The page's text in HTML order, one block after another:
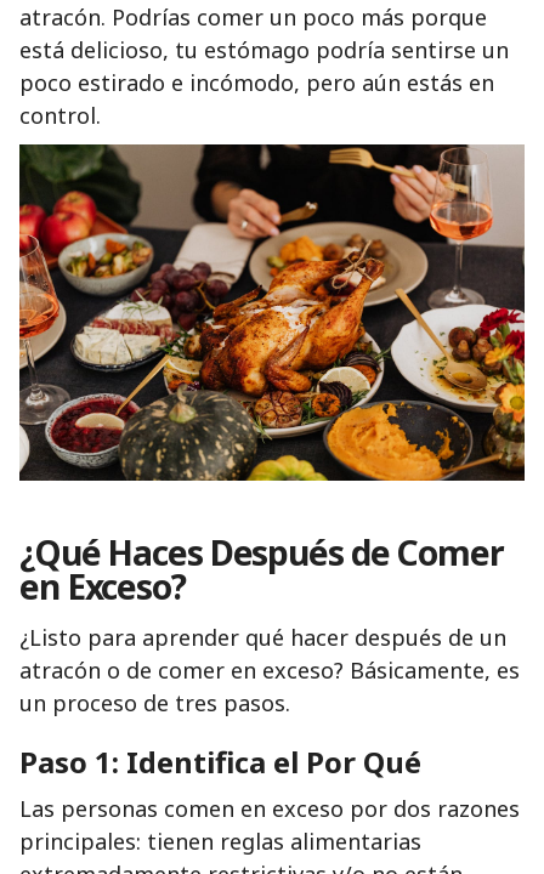
atracón. Podrías comer un poco más porque
está delicioso, tu estómago podría sentirse un
poco estirado e incómodo, pero aún estás en
control.
¿Qué Haces Después de Comer
en Exceso?
¿Listo para aprender qué hacer después de un
atracón o de comer en exceso? Básicamente, es
un proceso de tres pasos.
Paso 1: Identifica el Por Qué
Las personas comen en exceso por dos razones
principales: tienen reglas alimentarias